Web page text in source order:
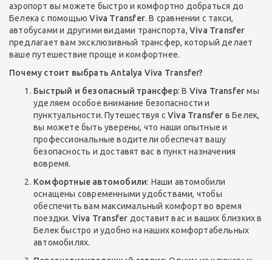
аэропорт вы можете быстро и комфортно добраться до
Белека с помощьюViva Transfer. В сравнении с такси,
автобусами и другими видами транспорта, Viva Transfer
предлагает вам эксклюзивный трансфер, который делает
ваше путешествие проще и комфортнее.
Почему стоит выбрать Antalya Viva Transfer?
Быстрый и безопасный трансфер: В Viva Transferмы
уделяем особое внимание безопасности и
пунктуальности. Путешествуя с Viva Transfer в Белек,
вы можете быть уверены, что наши опытные и
профессиональные водители обеспечат вашу
безопасность и доставят вас в пункт назначения
вовремя.
Комфортные автомобили: Наши автомобили
оснащены современными удобствами, чтобы
обеспечить вам максимальный комфорт во время
поездки. Viva Transfer доставит вас и ваших близких в
Белек быстро и удобно на наших комфортабельных
автомобилях.